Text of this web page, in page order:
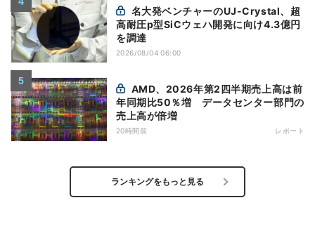
高耐圧p型SiCウェハ開発に向け4.3億円
を調達
2026/08/04 06:00
年同期比50％増 データセンター部門の
売上高が倍増
20時間前 レポート
ランキングをもっと見る